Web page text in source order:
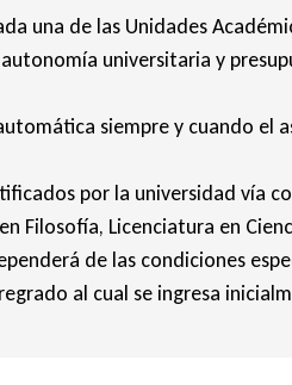
una de las Unidades
universitaria y
siempre y cuando
por la universidad vía
Filosofía, Licenciatura en
de las condiciones
al cual se ingresa